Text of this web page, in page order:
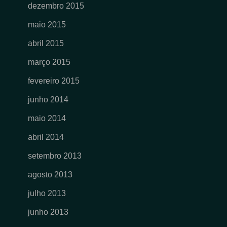
dezembro 2015
maio 2015
abril 2015
março 2015
fevereiro 2015
junho 2014
maio 2014
abril 2014
setembro 2013
agosto 2013
julho 2013
junho 2013